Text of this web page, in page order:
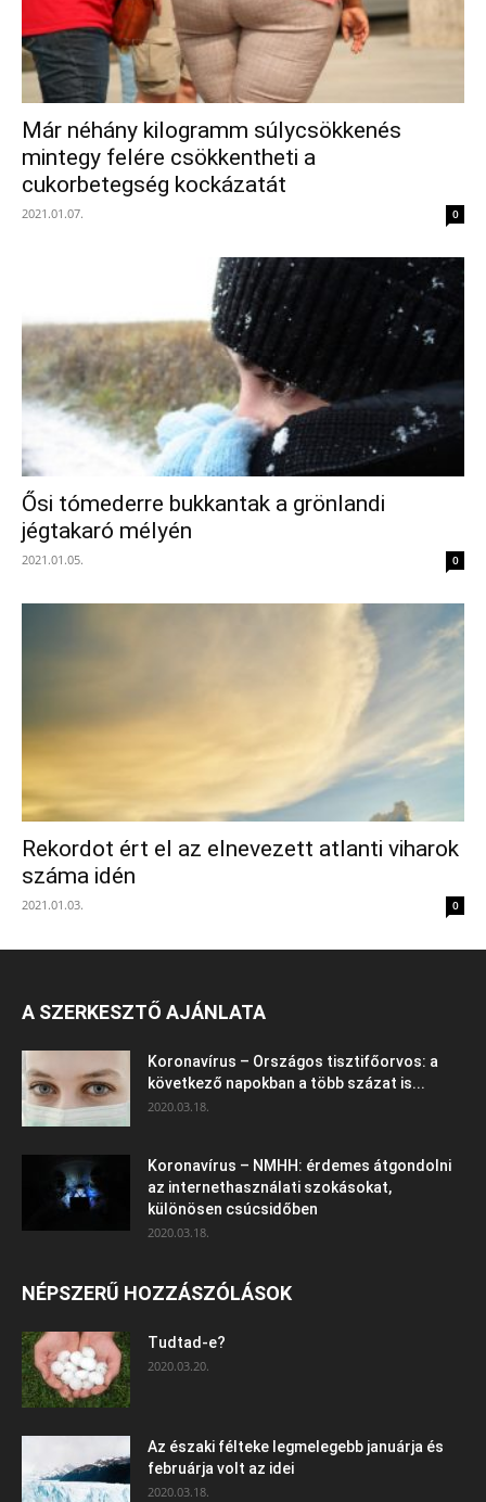
Már néhány kilogramm súlycsökkenés
mintegy felére csökkentheti a
cukorbetegség kockázatát
2021.01.07. 0
Ősi tómederre bukkantak a grönlandi
jégtakaró mélyén
2021.01.05. 0
Rekordot ért el az elnevezett atlanti viharok
száma idén
2021.01.03. 0
A SZERKESZTŐ AJÁNLATA
Koronavírus – Országos tisztifőorvos: a
következő napokban a több százat is...
2020.03.18.
Koronavírus – NMHH: érdemes átgondolni
az internethasználati szokásokat,
különösen csúcsidőben
2020.03.18.
NÉPSZERŰ HOZZÁSZÓLÁSOK
Tudtad-e?
2020.03.20.
Az északi félteke legmelegebb januárja és
februárja volt az idei
2020.03.18.